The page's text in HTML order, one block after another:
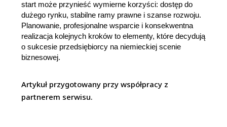
start może przynieść wymierne korzyści: dostęp do
dużego rynku, stabilne ramy prawne i szanse rozwoju.
Planowanie, profesjonalne wsparcie i konsekwentna
realizacja kolejnych kroków to elementy, które decydują
o sukcesie przedsiębiorcy na niemieckiej scenie
biznesowej.
Artykuł przygotowany przy współpracy z
partnerem serwisu.